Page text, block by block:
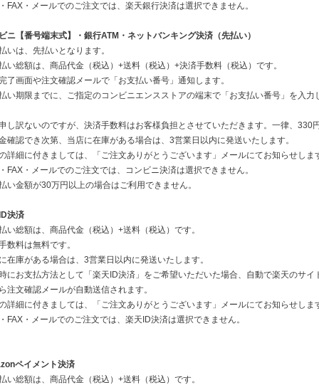
FAX・メールでのご注文では、楽天銀行決済は選択できません。
ニ【番号端末式】・銀行ATM・ネットバンキング決済（先払い）
いは、先払いとなります。
い総額は、商品代金（税込）+送料（税込）+決済手数料（税込）です。
了画面や注文確認メールで「お支払い番号」通知します。
い期限までに、ご指定のコンビニエンスストアの端末で「お支払い番号」を入
し訳ないのですが、決済手数料はお客様負担とさせていただきます。一律、330
確認でき次第、当店に在庫がある場合は、3営業日以内に発送いたします。
詳細に付きましては、「ご注文ありがとうございます」メールにてお知らせしま
FAX・メールでのご注文では、コンビニ決済は選択できません。
い金額が30万円以上の場合はご利用できません。
決済
い総額は、商品代金（税込）+送料（税込）です。
数料は無料です。
在庫がある場合は、3営業日以内に発送いたします。
にお支払方法として「楽天ID決済」をご希望いただいた場合、自動で楽天のサ
注文確認メールが自動送信されます。
詳細に付きましては、「ご注文ありがとうございます」メールにてお知らせしま
FAX・メールでのご注文では、楽天ID決済は選択できません。
ペイメント決済
い総額は、商品代金（税込）+送料（税込）です。